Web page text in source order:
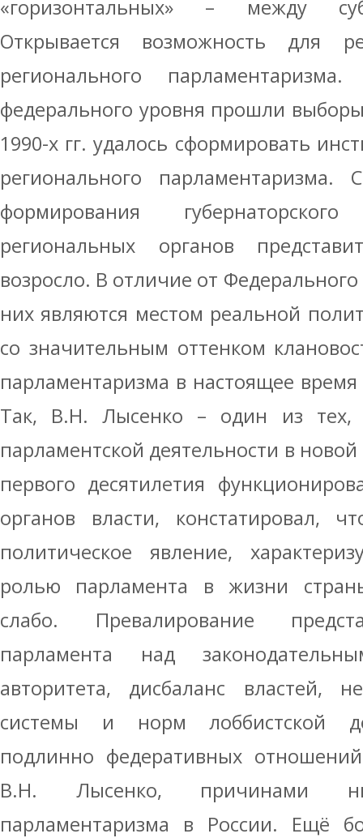
«горизонтальных» – между
Открывается возможность для
регионального
федерального уровня прошли
1990-х гг. удалось сформировать
регионального
формирования
региональных органов
возросло. В отличие от
них являются местом реальной
со значительным оттенком
парламентаризма в настоящее
Так, В.Н. Лысенко – один из тех,
парламентской деятельности в
первого десятилетия
органов власти, констатировал,
политическое явление,
ролью парламента в жизни
слабо. Превалирование
парламента над
авторитета, дисбаланс властей,
системы и норм лоббистской
подлинно федеративных
В.Н. Лысенко, причинами
парламентаризма в России. Ещё